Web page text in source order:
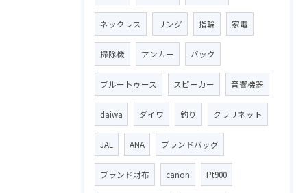
ネックレス リング 指輪 家電
掃除機 アンカー バック
ブルートゥース スピーカー 音響機器
daiwa ダイワ 釣り クラリネット
JAL ANA ブランドバッグ
ブランド財布 canon Pt900